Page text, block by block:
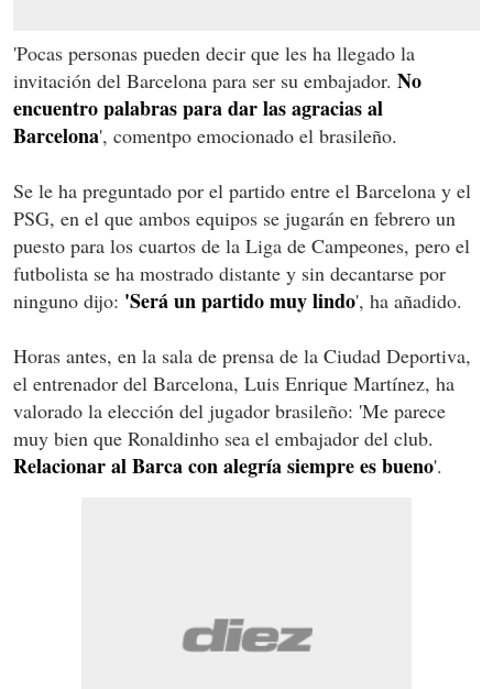
'Pocas personas pueden decir que les ha llegado la
invitación del Barcelona para ser su embajador. No
encuentro palabras para dar las agracias al
Barcelona', comentpo emocionado el brasileño.
Se le ha preguntado por el partido entre el Barcelona y el
PSG, en el que ambos equipos se jugarán en febrero un
puesto para los cuartos de la Liga de Campeones, pero el
futbolista se ha mostrado distante y sin decantarse por
ninguno dijo: 'Será un partido muy lindo', ha añadido.
Horas antes, en la sala de prensa de la Ciudad Deportiva,
el entrenador del Barcelona, Luis Enrique Martínez, ha
valorado la elección del jugador brasileño: 'Me parece
muy bien que Ronaldinho sea el embajador del club.
Relacionar al Barca con alegría siempre es bueno'.